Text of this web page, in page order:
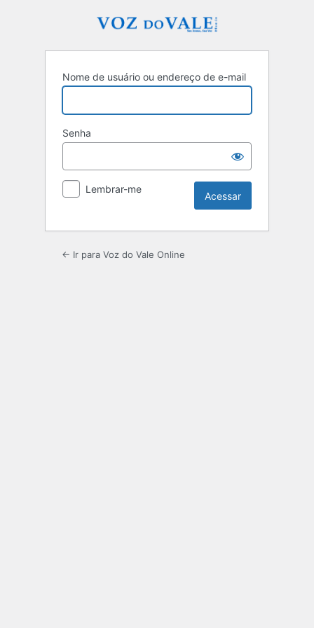
Nome de usuário ou endereço de e-mail
Senha
Lembrar-me
← Ir para Voz do Vale Online